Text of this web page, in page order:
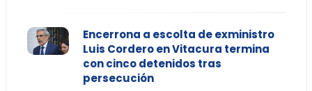
Encerrona a escolta de exministro
Luis Cordero en Vitacura termina
con cinco detenidos tras
persecución